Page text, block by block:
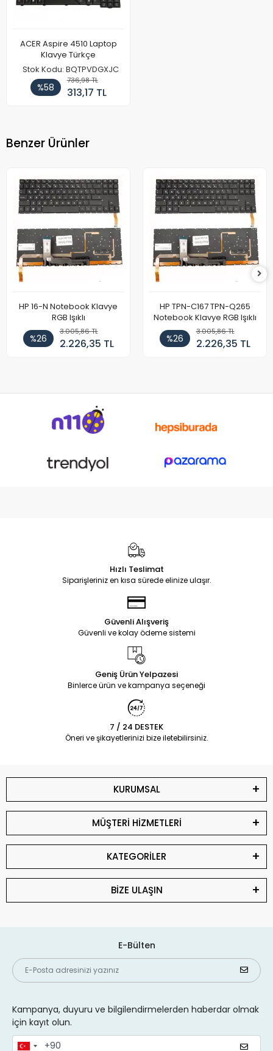
ACER Aspire 4510 Laptop
Klavye Türkçe
Stok Kodu: BQTPVDGXJC
%58
736,98 TL
313,17 TL
Benzer Ürünler
HP 16-N Notebook Klavye
RGB Işıklı
%26
3.005,86 TL
2.226,35 TL
HP TPN-C167 TPN-Q265
Notebook Klavye RGB Işıklı
%26
3.005,86 TL
2.226,35 TL
Hızlı Teslimat
Siparişleriniz en kısa sürede elinize ulaşır.
Güvenli Alışveriş
Güvenli ve kolay ödeme sistemi
Geniş Ürün Yelpazesi
Binlerce ürün ve kampanya seçeneği
7 / 24 DESTEK
Öneri ve şikayetlerinizi bize iletebilirsiniz.
KURUMSAL
MÜŞTERİ HİZMETLERİ
KATEGORİLER
BİZE ULAŞIN
E-Bülten
Kampanya, duyuru ve bilgilendirmelerden haberdar olmak
için kayıt olun.